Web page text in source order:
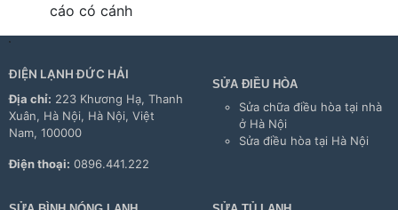
cáo có cánh
ĐIỆN LẠNH ĐỨC HẢI
Địa chỉ: 223 Khương Hạ, Thanh
Xuân, Hà Nội, Hà Nội, Việt
Nam, 100000
Điện thoại: 0896.441.222
SỬA ĐIỀU HÒA
Sửa chữa điều hòa tại nhà
ở Hà Nội
Sửa điều hòa tại Hà Nội